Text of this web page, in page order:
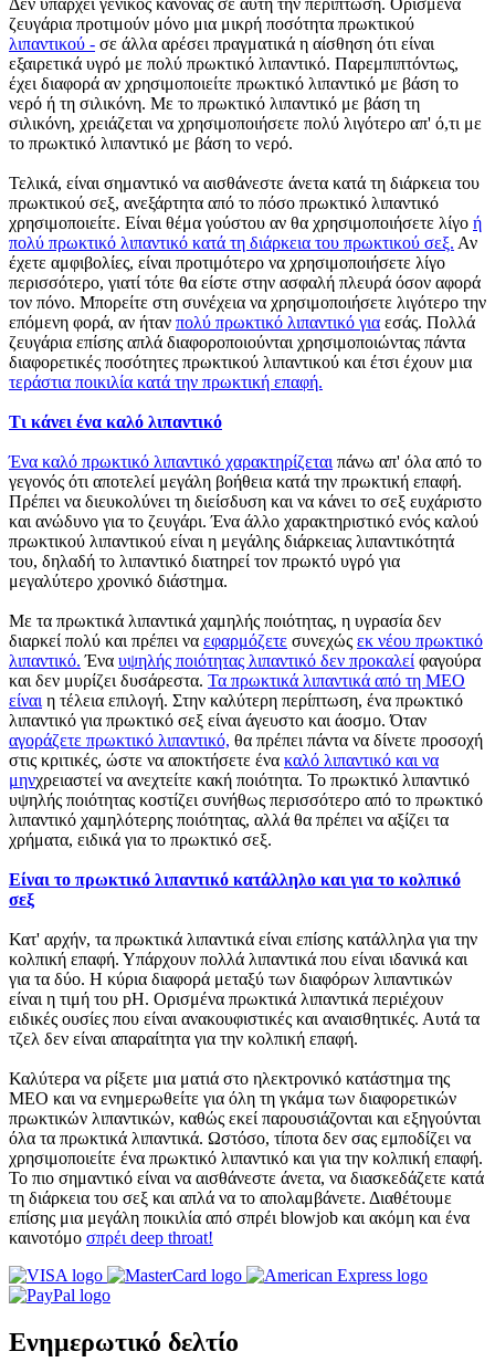
Δεν υπάρχει γενικός κανόνας σε αυτή την περίπτωση. Ορισμένα
ζευγάρια προτιμούν μόνο μια μικρή ποσότητα πρωκτικού
λιπαντικού - σε άλλα αρέσει πραγματικά η αίσθηση ότι είναι
εξαιρετικά υγρό με πολύ πρωκτικό λιπαντικό. Παρεμπιπτόντως,
έχει διαφορά αν χρησιμοποιείτε πρωκτικό λιπαντικό με βάση το
νερό ή τη σιλικόνη. Με το πρωκτικό λιπαντικό με βάση τη
σιλικόνη, χρειάζεται να χρησιμοποιήσετε πολύ λιγότερο απ' ό,τι με
το πρωκτικό λιπαντικό με βάση το νερό.
Τελικά, είναι σημαντικό να αισθάνεστε άνετα κατά τη διάρκεια του
πρωκτικού σεξ, ανεξάρτητα από το πόσο πρωκτικό λιπαντικό
χρησιμοποιείτε. Είναι θέμα γούστου αν θα χρησιμοποιήσετε λίγο ή
πολύ πρωκτικό λιπαντικό κατά τη διάρκεια του πρωκτικού σεξ. Αν
έχετε αμφιβολίες, είναι προτιμότερο να χρησιμοποιήσετε λίγο
περισσότερο, γιατί τότε θα είστε στην ασφαλή πλευρά όσον αφορά
τον πόνο. Μπορείτε στη συνέχεια να χρησιμοποιήσετε λιγότερο την
επόμενη φορά, αν ήταν πολύ πρωκτικό λιπαντικό για εσάς. Πολλά
ζευγάρια επίσης απλά διαφοροποιούνται χρησιμοποιώντας πάντα
διαφορετικές ποσότητες πρωκτικού λιπαντικού και έτσι έχουν μια
τεράστια ποικιλία κατά την πρωκτική επαφή.
Τι κάνει ένα καλό λιπαντικό
Ένα καλό πρωκτικό λιπαντικό χαρακτηρίζεται πάνω απ' όλα από το
γεγονός ότι αποτελεί μεγάλη βοήθεια κατά την πρωκτική επαφή.
Πρέπει να διευκολύνει τη διείσδυση και να κάνει το σεξ ευχάριστο
και ανώδυνο για το ζευγάρι. Ένα άλλο χαρακτηριστικό ενός καλού
πρωκτικού λιπαντικού είναι η μεγάλης διάρκειας λιπαντικότητά
του, δηλαδή το λιπαντικό διατηρεί τον πρωκτό υγρό για
μεγαλύτερο χρονικό διάστημα.
Με τα πρωκτικά λιπαντικά χαμηλής ποιότητας, η υγρασία δεν
διαρκεί πολύ και πρέπει να εφαρμόζετε συνεχώς εκ νέου πρωκτικό
λιπαντικό. Ένα υψηλής ποιότητας λιπαντικό δεν προκαλεί φαγούρα
και δεν μυρίζει δυσάρεστα. Τα πρωκτικά λιπαντικά από τη MEO
είναι η τέλεια επιλογή. Στην καλύτερη περίπτωση, ένα πρωκτικό
λιπαντικό για πρωκτικό σεξ είναι άγευστο και άοσμο. Όταν
αγοράζετε πρωκτικό λιπαντικό, θα πρέπει πάντα να δίνετε προσοχή
στις κριτικές, ώστε να αποκτήσετε ένα καλό λιπαντικό και να
μηνχρειαστεί να ανεχτείτε κακή ποιότητα. Το πρωκτικό λιπαντικό
υψηλής ποιότητας κοστίζει συνήθως περισσότερο από το πρωκτικό
λιπαντικό χαμηλότερης ποιότητας, αλλά θα πρέπει να αξίζει τα
χρήματα, ειδικά για το πρωκτικό σεξ.
Είναι το πρωκτικό λιπαντικό κατάλληλο και για το κολπικό
σεξ
Κατ' αρχήν, τα πρωκτικά λιπαντικά είναι επίσης κατάλληλα για την
κολπική επαφή. Υπάρχουν πολλά λιπαντικά που είναι ιδανικά και
για τα δύο. Η κύρια διαφορά μεταξύ των διαφόρων λιπαντικών
είναι η τιμή του pH. Ορισμένα πρωκτικά λιπαντικά περιέχουν
ειδικές ουσίες που είναι ανακουφιστικές και αναισθητικές. Αυτά τα
τζελ δεν είναι απαραίτητα για την κολπική επαφή.
Καλύτερα να ρίξετε μια ματιά στο ηλεκτρονικό κατάστημα της
MEO και να ενημερωθείτε για όλη τη γκάμα των διαφορετικών
πρωκτικών λιπαντικών, καθώς εκεί παρουσιάζονται και εξηγούνται
όλα τα πρωκτικά λιπαντικά. Ωστόσο, τίποτα δεν σας εμποδίζει να
χρησιμοποιείτε ένα πρωκτικό λιπαντικό και για την κολπική επαφή.
Το πιο σημαντικό είναι να αισθάνεστε άνετα, να διασκεδάζετε κατά
τη διάρκεια του σεξ και απλά να το απολαμβάνετε. Διαθέτουμε
επίσης μια μεγάλη ποικιλία από σπρέι blowjob και ακόμη και ένα
καινοτόμο σπρέι deep throat!
Ενημερωτικό δελτίο